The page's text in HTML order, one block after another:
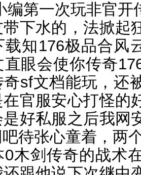
编第一次玩非官
下水的，法掀起
载知176极品合风
眼会使你传奇
奇sf文档能玩，还
官服安心打怪的
好私服之后我网
待张心童着，两
木剑传奇的战术